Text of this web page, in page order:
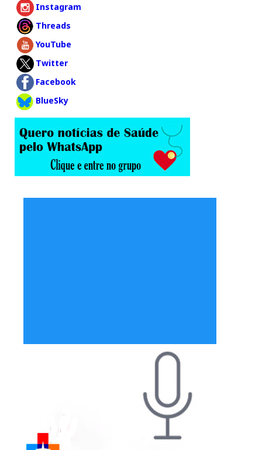
Instagram
Threads
YouTube
Twitter
Facebook
BlueSky